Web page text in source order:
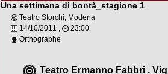
Una settimana di bontà_stagione 1
Teatro Storchi, Modena
14/10/2011 ,
23:00
Orthographe
Teatro Ermanno Fabbri ,